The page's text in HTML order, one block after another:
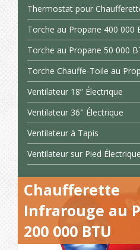
Thermostat pour
Torche au Propane 400 000
Torche au Propane 50 000
Torche Chauffe-Toile au
Ventilateur 18” Électrique
Ventilateur 36″ Électrique
Ventilateur à Tapis
Ventilateur sur Pied
Chaufferette
Infrarouge au
200 000 BTU